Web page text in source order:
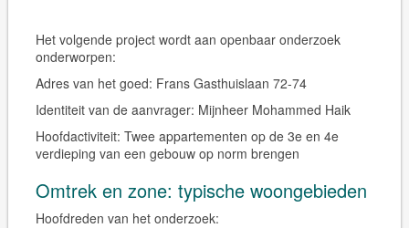
Het volgende project wordt aan openbaar onderzoek
onderworpen:
Adres van het goed: Frans Gasthuislaan 72-74
Identiteit van de aanvrager: Mijnheer Mohammed Haik
Hoofdactiviteit: Twee appartementen op de 3e en 4e
verdieping van een gebouw op norm brengen
Omtrek en zone: typische woongebieden
Hoofdreden van het onderzoek: